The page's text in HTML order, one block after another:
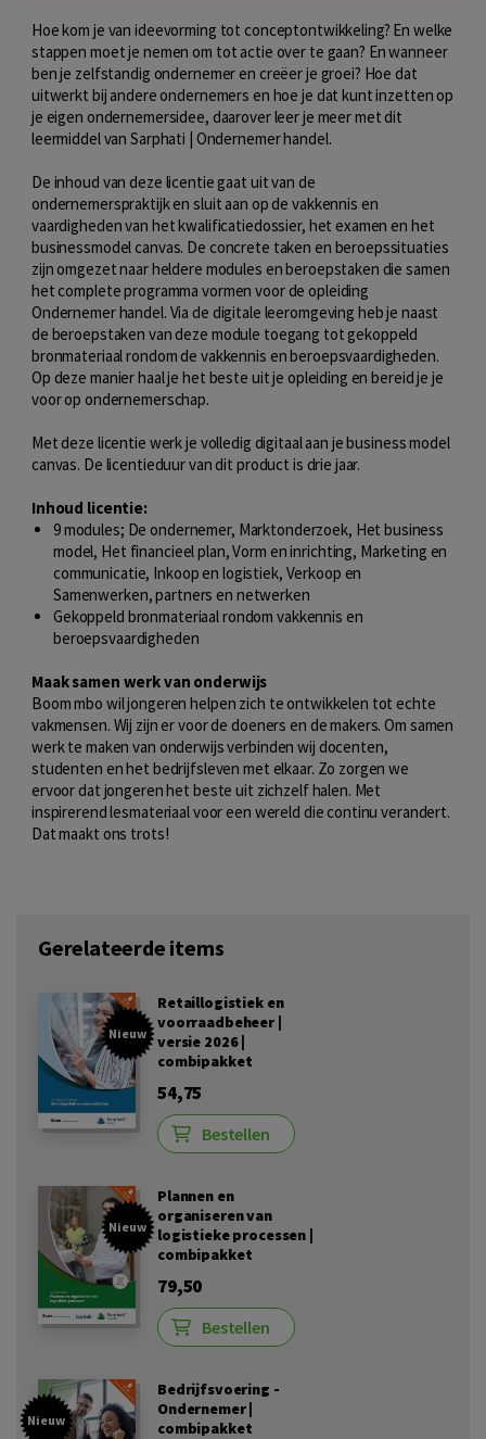
Hoe kom je van ideevorming tot conceptontwikkeling? En welke
stappen moet je nemen om tot actie over te gaan? En wanneer
ben je zelfstandig ondernemer en creëer je groei? Hoe dat
uitwerkt bij andere ondernemers en hoe je dat kunt inzetten op
je eigen ondernemersidee, daarover leer je meer met dit
leermiddel van Sarphati | Ondernemer handel.
De inhoud van deze licentie gaat uit van de
ondernemerspraktijk en sluit aan op de vakkennis en
vaardigheden van het kwalificatiedossier, het examen en het
businessmodel canvas. De concrete taken en beroepssituaties
zijn omgezet naar heldere modules en beroepstaken die samen
het complete programma vormen voor de opleiding
Ondernemer handel. Via de digitale leeromgeving heb je naast
de beroepstaken van deze module toegang tot gekoppeld
bronmateriaal rondom de vakkennis en beroepsvaardigheden.
Op deze manier haal je het beste uit je opleiding en bereid je je
voor op ondernemerschap.
Met deze licentie werk je volledig digitaal aan je business model
canvas. De licentieduur van dit product is drie jaar.
Inhoud licentie:
9 modules; De ondernemer, Marktonderzoek, Het business
model, Het financieel plan, Vorm en inrichting, Marketing en
communicatie, Inkoop en logistiek, Verkoop en
Samenwerken, partners en netwerken
Gekoppeld bronmateriaal rondom vakkennis en
beroepsvaardigheden
Maak samen werk van onderwijs
Boom mbo wil jongeren helpen zich te ontwikkelen tot echte
vakmensen. Wij zijn er voor de doeners en de makers. Om samen
werk te maken van onderwijs verbinden wij docenten,
studenten en het bedrijfsleven met elkaar. Zo zorgen we
ervoor dat jongeren het beste uit zichzelf halen. Met
inspirerend lesmateriaal voor een wereld die continu verandert.
Dat maakt ons trots!
Gerelateerde items
Nieuw
Retaillogistiek en
voorraadbeheer |
versie 2026 |
combipakket
54,75
Bestellen
Nieuw
Plannen en
organiseren van
logistieke processen |
combipakket
79,50
Bestellen
Nieuw
Bedrijfsvoering -
Ondernemer |
combipakket